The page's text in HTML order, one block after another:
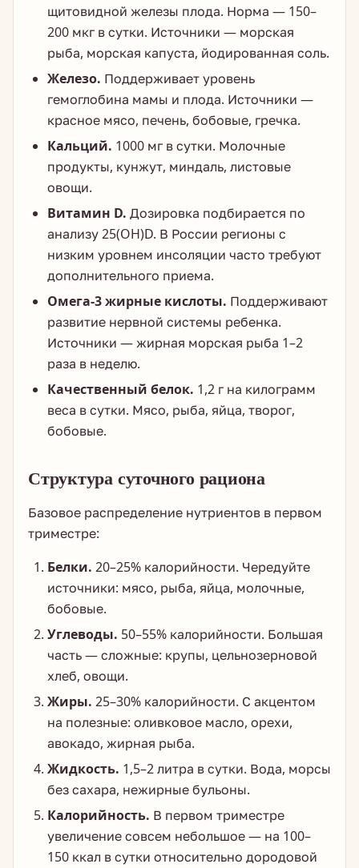
щитовидной железы плода. Норма — 150–
200 мкг в сутки. Источники — морская
рыба, морская капуста, йодированная соль.
Железо. Поддерживает уровень
гемоглобина мамы и плода. Источники —
красное мясо, печень, бобовые, гречка.
Кальций. 1000 мг в сутки. Молочные
продукты, кунжут, миндаль, листовые
овощи.
Витамин D. Дозировка подбирается по
анализу 25(OH)D. В России регионы с
низким уровнем инсоляции часто требуют
дополнительного приема.
Омега-3 жирные кислоты. Поддерживают
развитие нервной системы ребенка.
Источники — жирная морская рыба 1–2
раза в неделю.
Качественный белок. 1,2 г на килограмм
веса в сутки. Мясо, рыба, яйца, творог,
бобовые.
Структура суточного рациона
Базовое распределение нутриентов в первом
триместре:
Белки. 20–25% калорийности. Чередуйте
источники: мясо, рыба, яйца, молочные,
бобовые.
Углеводы. 50–55% калорийности. Большая
часть — сложные: крупы, цельнозерновой
хлеб, овощи.
Жиры. 25–30% калорийности. С акцентом
на полезные: оливковое масло, орехи,
авокадо, жирная рыба.
Жидкость. 1,5–2 литра в сутки. Вода, морсы
без сахара, нежирные бульоны.
Калорийность. В первом триместре
увеличение совсем небольшое — на 100–
150 ккал в сутки относительно дородовой